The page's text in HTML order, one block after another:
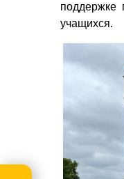
поддержке
учащихся.